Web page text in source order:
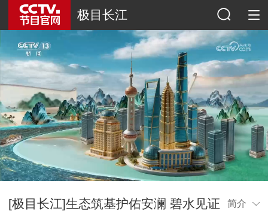
极目长江
[极目长江]生态筑基护佑安澜 碧水见证
简介